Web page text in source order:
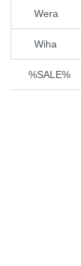
Wera
Wiha
%SALE%